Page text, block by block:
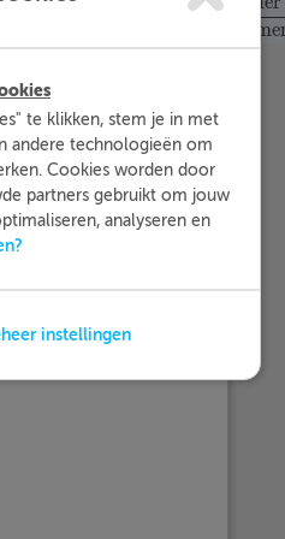
= =
te klikken, stem je in met
andere technologieën om
Cookies worden door
partners gebruikt om jouw
analyseren en
instellingen